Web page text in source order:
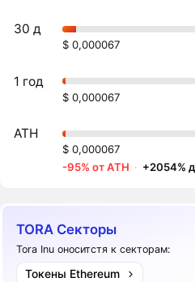
30 д
$ 0,000067
1 год
$ 0,000067
ATH
$ 0,000067
-95% от ATH · +2054%
TORA Секторы
Tora Inu оноситстя к секторам:
Токены Ethereum